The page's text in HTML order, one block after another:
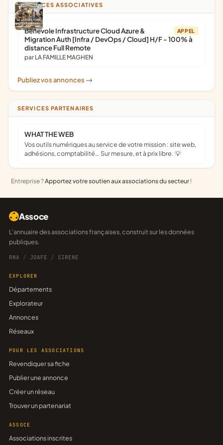
ANNONCES ASSOCIATIVES
APPEL
Bénévole Infrastructure Cloud Azure &
Migration Auth [Infra / DevOps / Cloud] H/F - 100% à
distance Full Remote
par LA FAMILLE MAGHEN
Publiez vos annonces ->
SERVICES PARTENAIRES
WHAT THE WEB
Vos outils numériques au service de votre mission : site web,
adhésions, comptabilité… Sur mesure, et à prix libre. 💡
Entreprise ?Apportez votre soutien aux associations du secteur !
Assoce
L'annuaire des associations françaises, construit sur les données
publiques.
RNA / JOAFE / SIRENE
EXPLORER
Départements
Explorateur
Annonces
Réseaux
POUR LES ASSOCIATIONS
Revendiquer sa fiche
Publier une annonce
Créer un réseau
Trouver un partenariat
ASSOCE
Associations inscrites